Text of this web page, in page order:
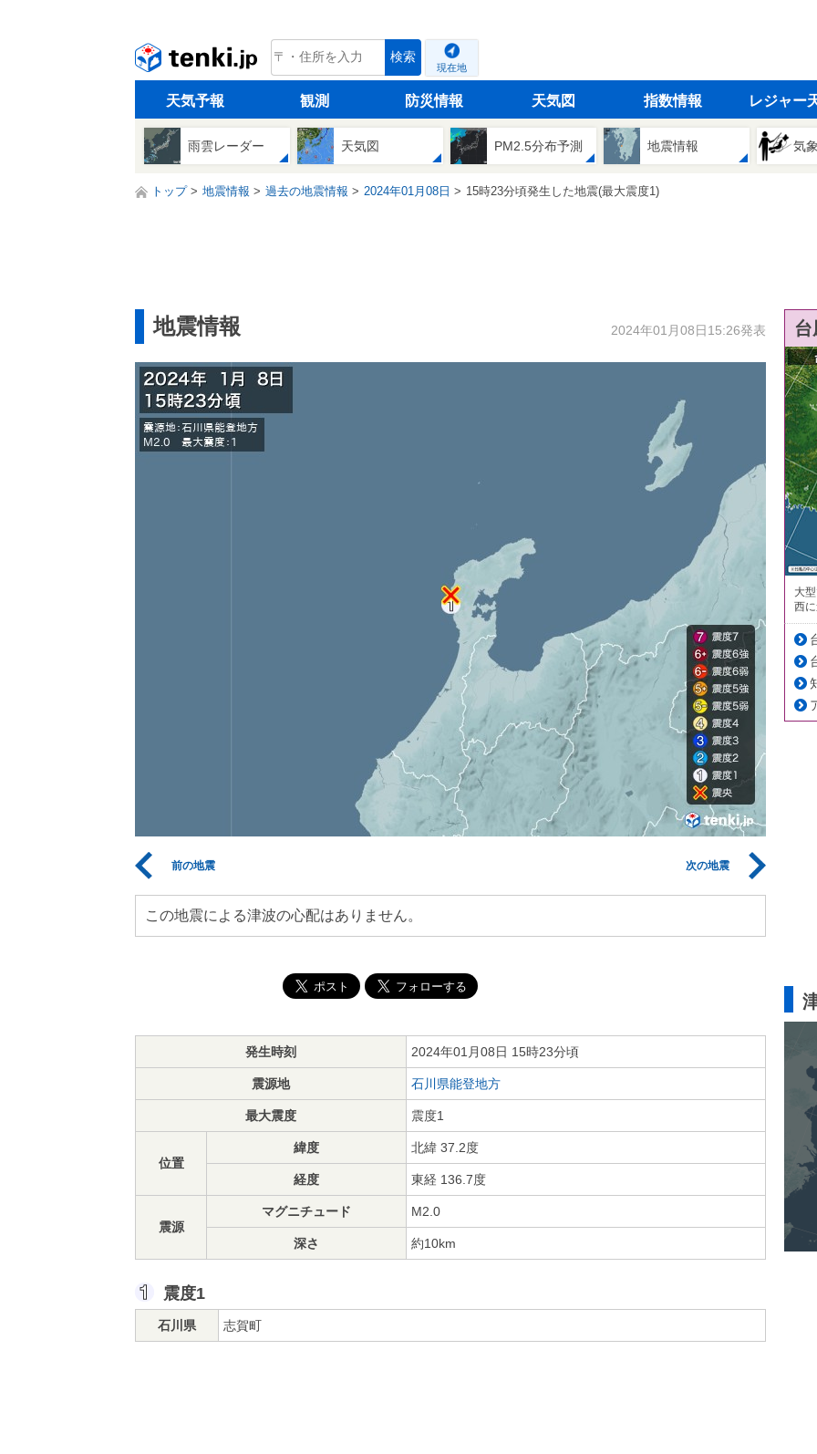
tenki.jp 検索
現在地
天気予報 観測 防災情報 天気図 指数情報 レジャー
雨雲レーダー 天気図 PM2.5分布予測 地震情報 気
トップ 地震情報 過去の地震情報 2024年01月08日 15時23分頃発生した地震(最大震度1)
地震情報 2024年01月08日15:26発表
前の地震 次の地震
この地震による津波の心配はありません。
発生時刻 2024年01月08日 15時23分頃
震源地 石川県能登地方
最大震度 震度1
位置
緯度 北緯 37.2度
経度 東経 136.7度
震源
マグニチュード M2.0
深さ 約10km
震度1
石川県 志賀町
大
西